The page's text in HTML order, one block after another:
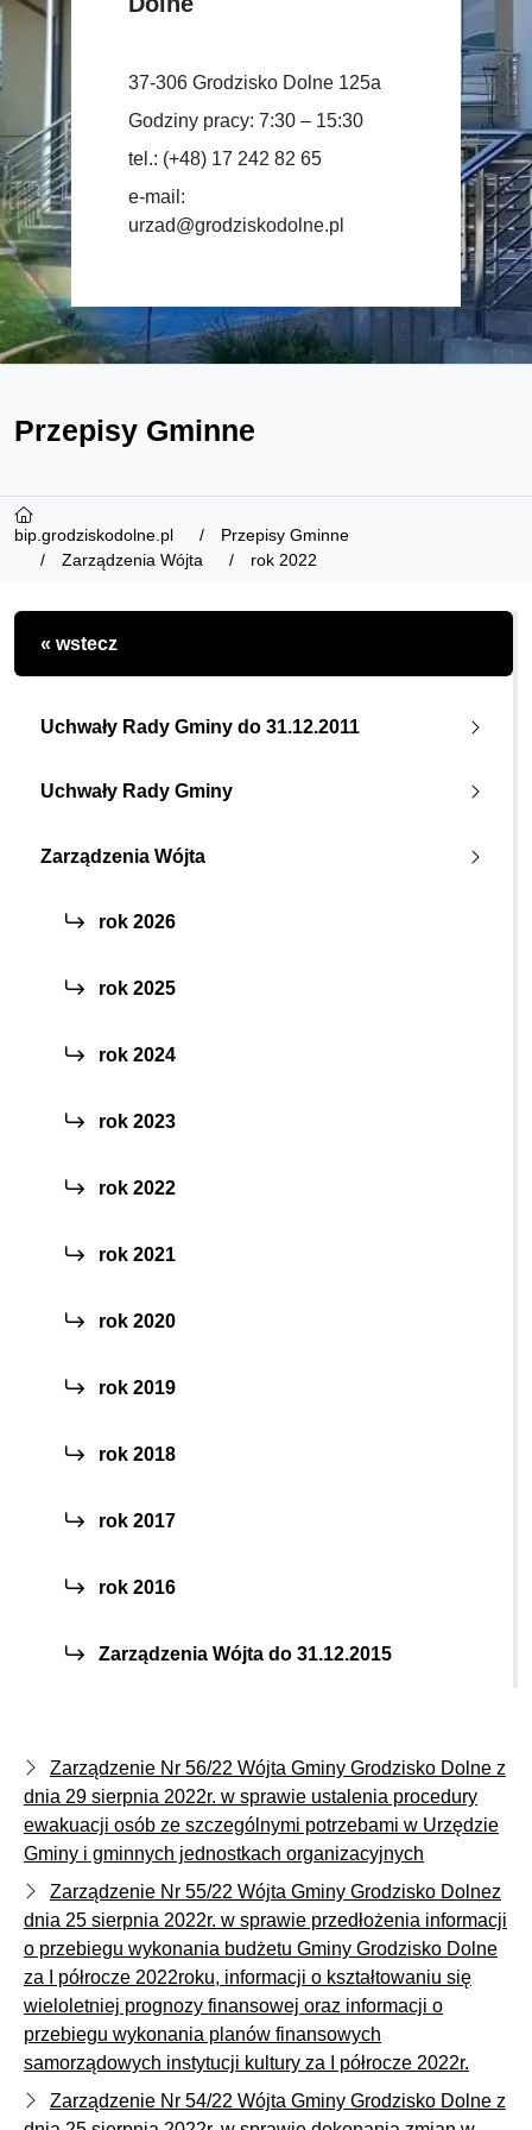
37-306 Grodzisko Dolne 125a
Godziny pracy: 7:30 – 15:30
tel.: (+48) 17 242 82 65
e-mail:
urzad@grodziskodolne.pl
Przepisy Gminne
bip.grodziskodolne.pl
Przepisy Gminne
Zarządzenia Wójta
rok 2022
« wstecz
Uchwały Rady Gminy do 31.12.2011
Uchwały Rady Gminy
Zarządzenia Wójta
rok 2026
rok 2025
rok 2024
rok 2023
rok 2022
rok 2021
rok 2020
rok 2019
rok 2018
rok 2017
rok 2016
Zarządzenia Wójta do 31.12.2015
Zarządzenie Nr 56/22 Wójta Gminy Grodzisko Dolne z
dnia 29 sierpnia 2022r. w sprawie ustalenia procedury
ewakuacji osób ze szczególnymi potrzebami w Urzędzie
Gminy i gminnych jednostkach organizacyjnych
Zarządzenie Nr 55/22 Wójta Gminy Grodzisko Dolnez
dnia 25 sierpnia 2022r. w sprawie przedłożenia informacji
o przebiegu wykonania budżetu Gminy Grodzisko Dolne
za I półrocze 2022roku, informacji o kształtowaniu się
wieloletniej prognozy finansowej oraz informacji o
przebiegu wykonania planów finansowych
samorządowych instytucji kultury za I półrocze 2022r.
Zarządzenie Nr 54/22 Wójta Gminy Grodzisko Dolne z